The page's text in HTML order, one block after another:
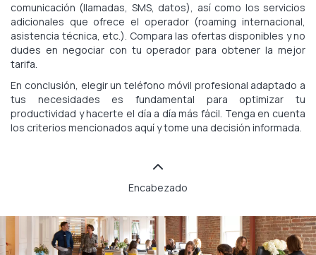
comunicación (llamadas, SMS, datos), así como los servicios
adicionales que ofrece el operador (roaming internacional,
asistencia técnica, etc.). Compara las ofertas disponibles y no
dudes en negociar con tu operador para obtener la mejor
tarifa.
En conclusión, elegir un teléfono móvil profesional adaptado a
tus necesidades es fundamental para optimizar tu
productividad y hacerte el día a día más fácil. Tenga en cuenta
los criterios mencionados aquí y tome una decisión informada.
Encabezado